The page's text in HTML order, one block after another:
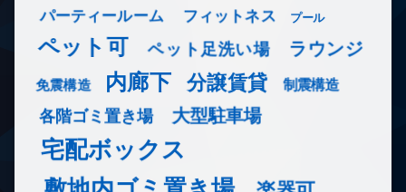
パーティールーム フィットネス プール
ペット可 ペット足洗い場 ラウンジ
免震構造 内廊下 分譲賃貸 制震構造
各階ゴミ置き場 大型駐車場
宅配ボックス